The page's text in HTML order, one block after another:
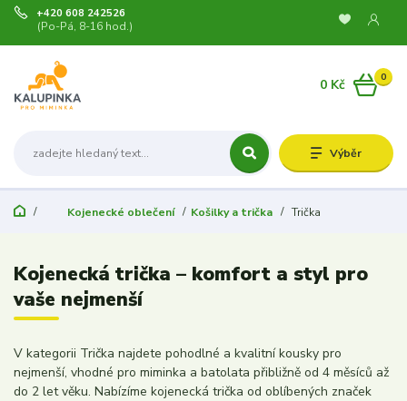
Výběr
+420 608 242526
(Po-Pá, 8-16 hod.)
0
0 Kč
Kojenecké oblečení Košilky a trička Trička
Kojenecká trička – komfort a styl pro
vaše nejmenší
V kategorii Trička najdete pohodlné a kvalitní kousky pro
nejmenší, vhodné pro miminka a batolata přibližně od 4 měsíců až
do 2 let věku. Nabízíme kojenecká trička od oblíbených značek